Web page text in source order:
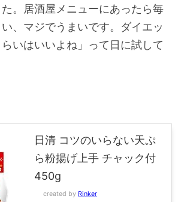
。居酒屋メニューにあったら毎
、マジでうまいです。ダイエッ
いはいいよね」って日に試して
日清 コツのいらない天ぷ
ら粉揚げ上手 チャック付
450g
created by Rinker